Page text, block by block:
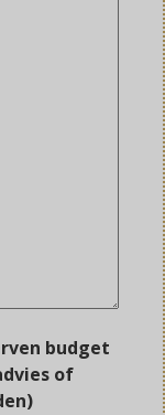
budget
of